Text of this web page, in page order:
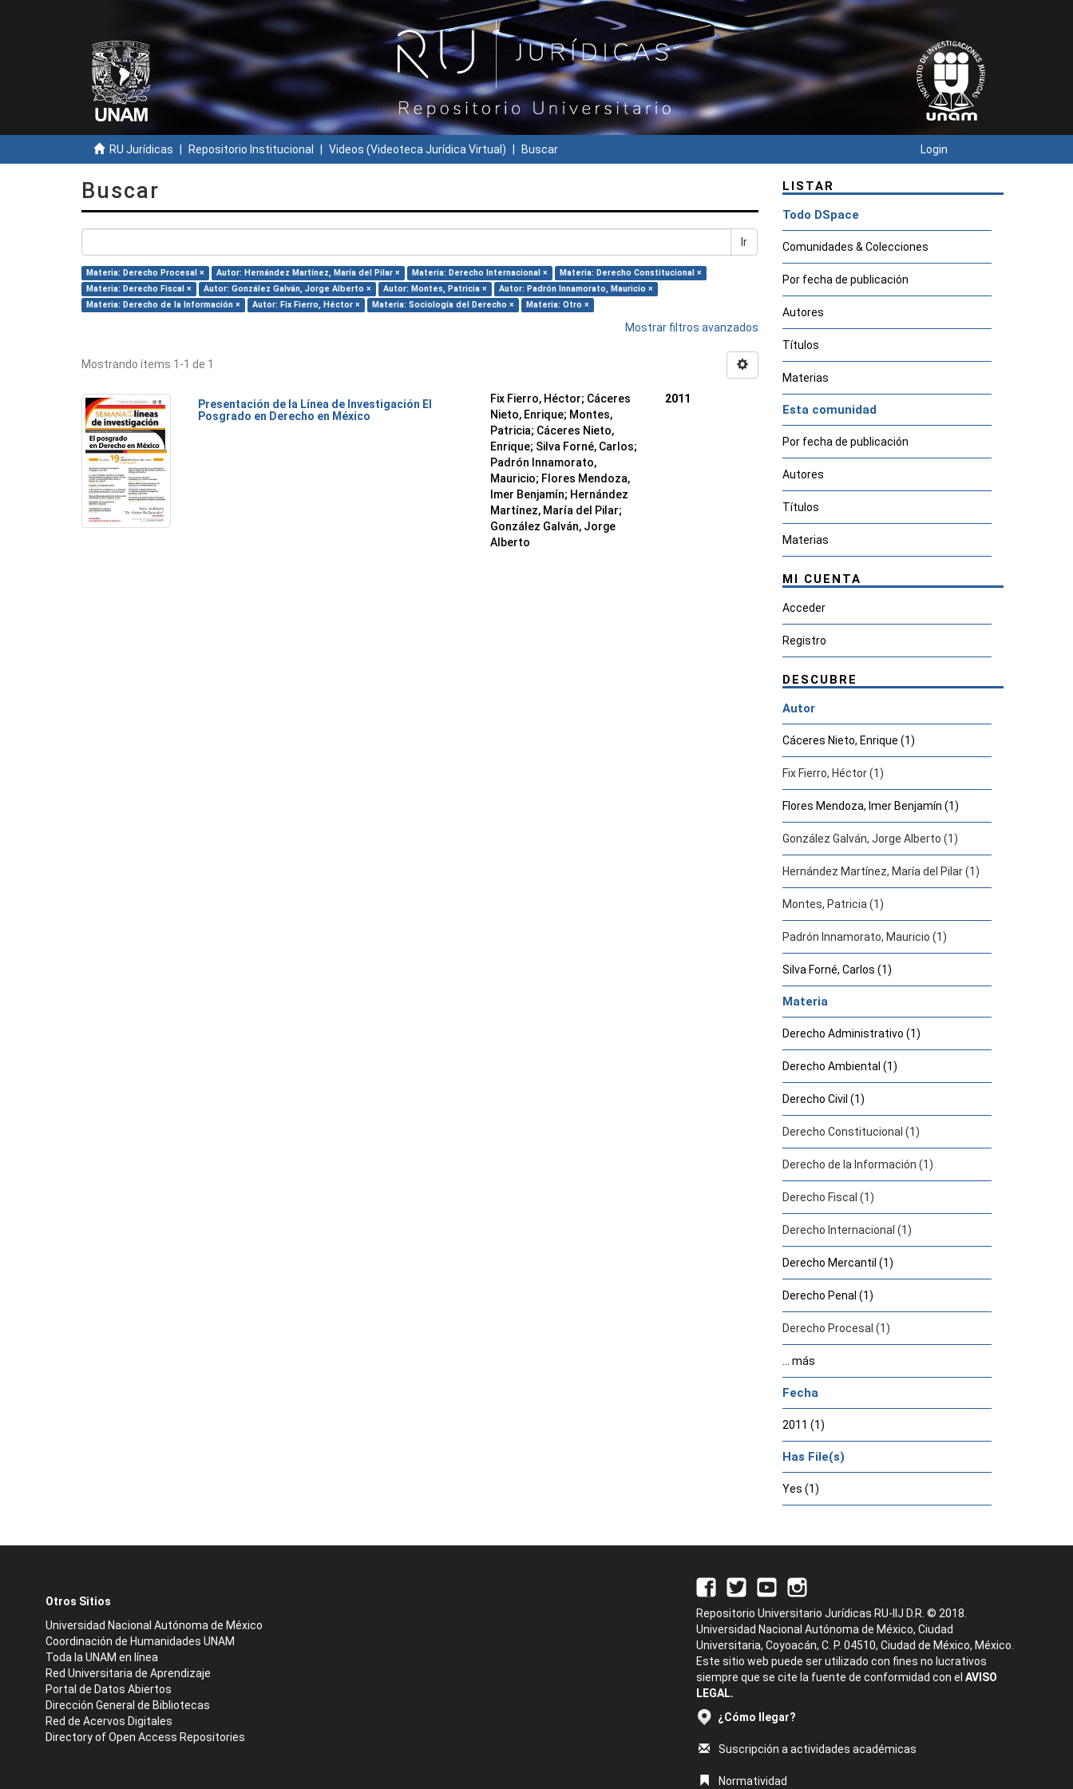
RU Jurídicas Repositorio Institucional Videos (Videoteca Jurídica Virtual) Buscar Login
Buscar
Ir
Materia: Derecho Procesal × Autor: Hernández Martínez, María del Pilar × Materia: Derecho Internacional ×
Materia: Derecho Constitucional ×
Materia: Derecho Fiscal ×
Autor: González Galván, Jorge Alberto × Autor: Montes, Patricia ×
Autor: Padrón Innamorato, Mauricio ×
Materia: Derecho de la Información ×
Autor: Fix Fierro, Héctor × Materia: Sociología del Derecho × Materia: Otro ×
Mostrar filtros avanzados
Mostrando ítems 1-1 de 1
Presentación de la Línea de Investigación El
Posgrado en Derecho en México
Fix Fierro, Héctor; Cáceres
Nieto, Enrique; Montes,
Patricia; Cáceres Nieto,
Enrique; Silva Forné, Carlos;
Padrón Innamorato,
Mauricio; Flores Mendoza,
Imer Benjamín; Hernández
Martínez, María del Pilar;
González Galván, Jorge
Alberto
2011
LISTAR
Todo DSpace
Comunidades & Colecciones
Por fecha de publicación
Autores
Títulos
Materias
Esta comunidad
Por fecha de publicación
Autores
Títulos
Materias
MI CUENTA
Acceder
Registro
DESCUBRE
Autor
Cáceres Nieto, Enrique (1)
Fix Fierro, Héctor (1)
Flores Mendoza, Imer Benjamín (1)
González Galván, Jorge Alberto (1)
Hernández Martínez, María del Pilar (1)
Montes, Patricia (1)
Padrón Innamorato, Mauricio (1)
Silva Forné, Carlos (1)
Materia
Derecho Administrativo (1)
Derecho Ambiental (1)
Derecho Civil (1)
Derecho Constitucional (1)
Derecho de la Información (1)
Derecho Fiscal (1)
Derecho Internacional (1)
Derecho Mercantil (1)
Derecho Penal (1)
Derecho Procesal (1)
... más
Fecha
2011 (1)
Has File(s)
Yes (1)
Otros Sitios
Universidad Nacional Autónoma de México
Coordinación de Humanidades UNAM
Toda la UNAM en línea
Red Universitaria de Aprendizaje
Portal de Datos Abiertos
Dirección General de Bibliotecas
Red de Acervos Digitales
Directory of Open Access Repositories
Repositorio Universitario Jurídicas RU-IIJ D.R. © 2018.
Universidad Nacional Autónoma de México, Ciudad
Universitaria, Coyoacán, C. P. 04510, Ciudad de México, México.
Este sitio web puede ser utilizado con fines no lucrativos
siempre que se cite la fuente de conformidad con el AVISO
LEGAL.
¿Cómo llegar?
Suscripción a actividades académicas
Normatividad